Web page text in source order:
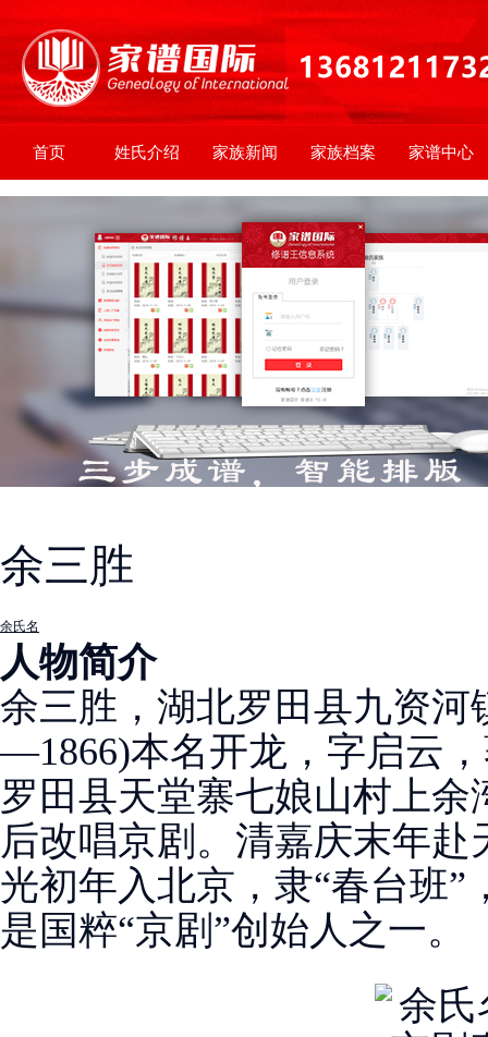
首页 姓氏介绍 家族新闻 家族档案 家谱中心
余三胜
余氏名
人物简介
余三胜，湖北罗田县九资河
—1866)本名开龙，字启云
罗田县天堂寨七娘山村上
后改唱京剧。清嘉庆末年赴
光初年入北京，隶“春台班
是国粹“京剧”创始人之一。